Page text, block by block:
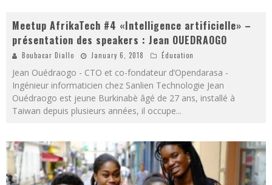
Meetup AfrikaTech #4 «Intelligence artificielle» –
présentation des speakers : Jean OUEDRAOGO
Boubacar Diallo January 6, 2018 Éducation
Jean Ouédraogo - CTO et co-fondateur d’Opendarasa -
Ingénieur informaticien chez Sanlien Technologie Jean
Ouédraogo est jeune Burkinabè âgé de 27 ans, installé à
Taiwan depuis plusieurs années, il occupe...